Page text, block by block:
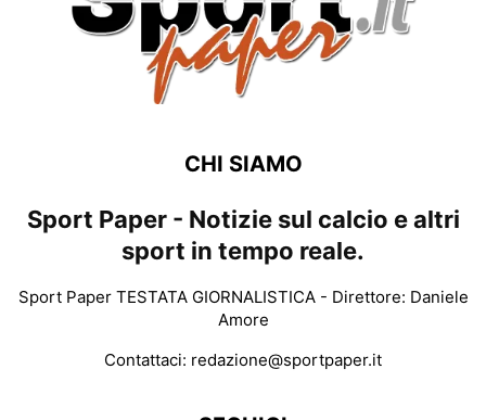
CHI SIAMO
Sport Paper - Notizie sul calcio e altri
sport in tempo reale.
Sport Paper TESTATA GIORNALISTICA - Direttore: Daniele
Amore
Contattaci: redazione@sportpaper.it